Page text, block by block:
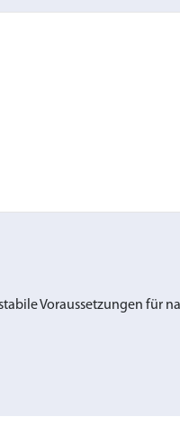
Voraussetzungen für